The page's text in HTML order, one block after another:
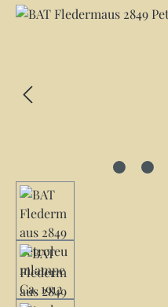
Bildergalerie überspringen